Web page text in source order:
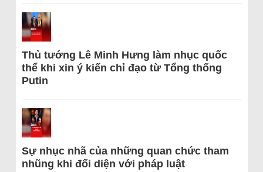
Thủ tướng Lê Minh Hưng làm nhục quốc
thể khi xin ý kiến chỉ đạo từ Tổng thống
Putin
Sự nhục nhã của những quan chức tham
nhũng khi đối diện với pháp luật